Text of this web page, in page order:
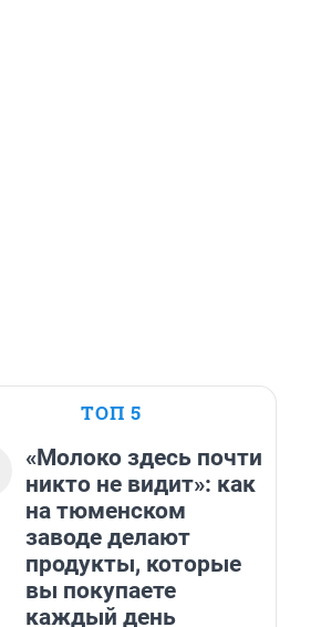
ТОП 5
«Молоко здесь почти
никто не видит»: как
на тюменском
заводе делают
продукты, которые
вы покупаете
каждый день